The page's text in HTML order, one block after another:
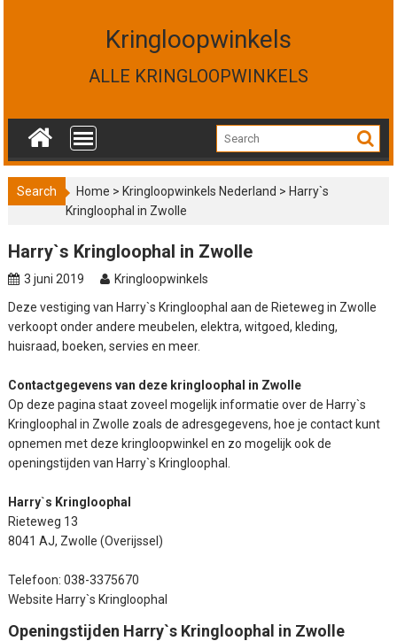
n
Kringloopwinkels
ALLE KRINGLOOPWINKELS
Search Home >Kringloopwinkels Nederland >Harry`s
Kringloophal in Zwolle
Harry`s Kringloophal in Zwolle
3 juni 2019
Kringloopwinkels
Deze vestiging van Harry`s Kringloophal aan de Rieteweg in Zwolle
verkoopt onder andere meubelen, elektra, witgoed, kleding,
huisraad, boeken, servies en meer.
Contactgegevens van deze kringloophal in Zwolle
Op deze pagina staat zoveel mogelijk informatie over de Harry`s
Kringloophal in Zwolle zoals de adresgegevens, hoe je contact kunt
opnemen met deze kringloopwinkel en zo mogelijk ook de
openingstijden van Harry`s Kringloophal.
Harry`s Kringloophal
Rieteweg 13
8041 AJ, Zwolle (Overijssel)
Telefoon: 038-3375670
Website Harry`s Kringloophal
Openingstijden Harry`s Kringloophal in Zwolle